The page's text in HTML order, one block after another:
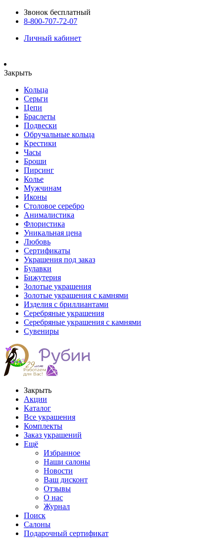
Звонок бесплатный
8-800-707-72-07
Личный кабинет
Закрыть
Кольца
Серьги
Цепи
Браслеты
Подвески
Обручальные кольца
Крестики
Часы
Броши
Пирсинг
Колье
Мужчинам
Иконы
Столовое серебро
Анималистика
Флористика
Уникальная цена
Любовь
Сертификаты
Украшения под заказ
Булавки
Бижутерия
Золотые украшения
Золотые украшения с камнями
Изделия с бриллиантами
Серебряные украшения
Серебряные украшения с камнями
Сувениры
Закрыть
Акции
Каталог
Все украшения
Комплекты
Заказ украшений
Ещё
Избранное
Наши салоны
Новости
Ваш дисконт
Отзывы
О нас
Журнал
Поиск
Салоны
Подарочный сертификат